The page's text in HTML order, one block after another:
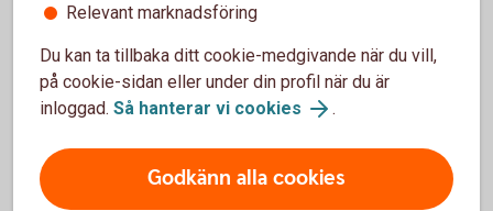
Arturo Arques
Relevant marknadsföring
Du kan ta tillbaka ditt cookie-medgivande när du vill,
på cookie-sidan eller under din profil när du är
inloggad. Så hanterar vi cookies .
Godkänn alla cookies